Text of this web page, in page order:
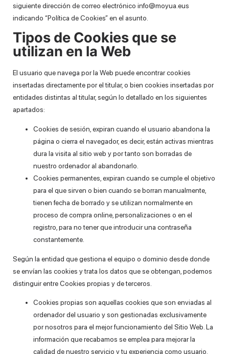
siguiente dirección de correo electrónico info@moyua.eus
indicando “Política de Cookies” en el asunto.
Tipos de Cookies que se
utilizan en la Web
El usuario que navega por la Web puede encontrar cookies
insertadas directamente por el titular, o bien cookies insertadas por
entidades distintas al titular, según lo detallado en los siguientes
apartados:
Cookies de sesión, expiran cuando el usuario abandona la
página o cierra el navegador, es decir, están activas mientras
dura la visita al sitio web y por tanto son borradas de
nuestro ordenador al abandonarlo.
Cookies permanentes, expiran cuando se cumple el objetivo
para el que sirven o bien cuando se borran manualmente,
tienen fecha de borrado y se utilizan normalmente en
proceso de compra online, personalizaciones o en el
registro, para no tener que introducir una contraseña
constantemente.
Según la entidad que gestiona el equipo o dominio desde donde
se envían las cookies y trata los datos que se obtengan, podemos
distinguir entre Cookies propias y de terceros.
Cookies propias son aquellas cookies que son enviadas al
ordenador del usuario y son gestionadas exclusivamente
por nosotros para el mejor funcionamiento del Sitio Web. La
información que recabamos se emplea para mejorar la
calidad de nuestro servicio y tu experiencia como usuario.